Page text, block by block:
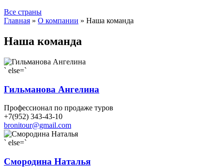
Все страны
Главная » О компании » Наша команда
Наша команда
` else=`
Гильманова Ангелина
Профессионал по продаже туров
+7(952) 343-43-10
bronitour@gmail.com
` else=`
Смородина Наталья